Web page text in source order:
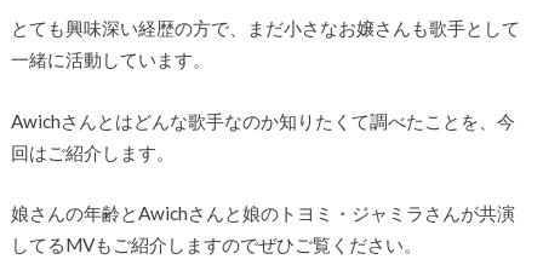
とても興味深い経歴の方で、まだ小さなお嬢さんも歌手として
一緒に活動しています。
Awichさんとはどんな歌手なのか知りたくて調べたことを、今
回はご紹介します。
娘さんの年齢とAwichさんと娘のトヨミ・ジャミラさんが共演
してるMVもご紹介しますのでぜひご覧ください。